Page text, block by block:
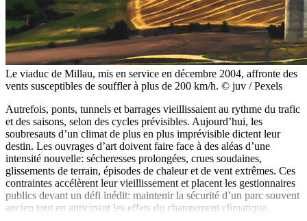
Le viaduc de Millau, mis en service en décembre 2004, affronte des
vents susceptibles de souffler à plus de 200 km/h. © juv / Pexels
Autrefois, ponts, tunnels et barrages vieillissaient au rythme du trafic
et des saisons, selon des cycles prévisibles. Aujourd’hui, les
soubresauts d’un climat de plus en plus imprévisible dictent leur
destin. Les ouvrages d’art doivent faire face à des aléas d’une
intensité nouvelle: sécheresses prolongées, crues soudaines,
glissements de terrain, épisodes de chaleur et de vent extrêmes. Ces
contraintes accélèrent leur vieillissement et placent les gestionnaires
publics devant un défi inédit: maintenir la sécurité d’un parc souvent
ancien tout en anticipant les effets du changement climatique.